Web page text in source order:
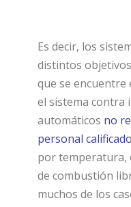
Es decir, los
distintos
que se encuentre
el sistema contra
automáticos no
personal calificado
por temperatura,
de combustión
muchos de los